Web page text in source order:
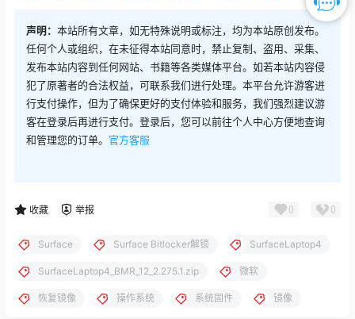
声明： 本站所有文章，如无特殊说明或标注，均为本站原创发布。
任何个人或组织，在未征得本站同意时，禁止复制、盗用、采集、
发布本站内容到任何网站、书籍等各类媒体平台。如若本站内容侵
犯了原著者的合法权益，可联系我们进行处理。本平台允许游客进
行支付操作，但为了确保更好的支付体验和服务，我们强烈建议游
客在登录后再进行支付。登录后，您可以前往个人中心方便地查询
和管理您的订单。 官方客服
收藏 举报 0 0
Surface Surface Bitlocker解锁 SurfaceLaptop4
SurfaceLaptop4_BMR_12_2.275.1.zip 微软
恢复镜像 操作系统 系统固件 镜像